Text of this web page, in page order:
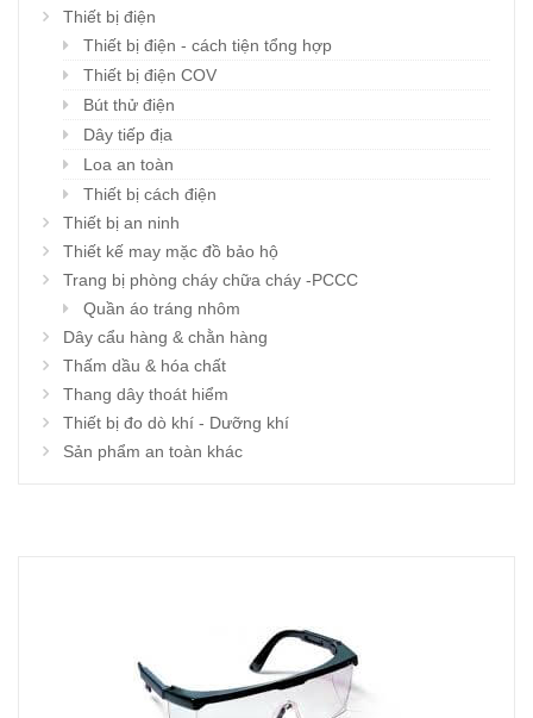
Thiết bị điện
Thiết bị điện - cách tiện tổng hợp
Thiết bị điện COV
Bút thử điện
Dây tiếp địa
Loa an toàn
Thiết bị cách điện
Thiết bị an ninh
Thiết kế may mặc đồ bảo hộ
Trang bị phòng cháy chữa cháy -PCCC
Quần áo tráng nhôm
Dây cẩu hàng & chằn hàng
Thấm dầu & hóa chất
Thang dây thoát hiểm
Thiết bị đo dò khí - Dưỡng khí
Sản phẩm an toàn khác